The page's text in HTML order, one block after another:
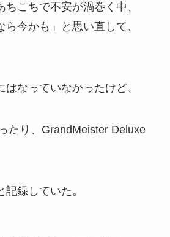
こちで不安が渦巻く中、
ら今かも」と思い直して、
なっていなかったけど、
たり、GrandMeister Deluxe
記録していた。